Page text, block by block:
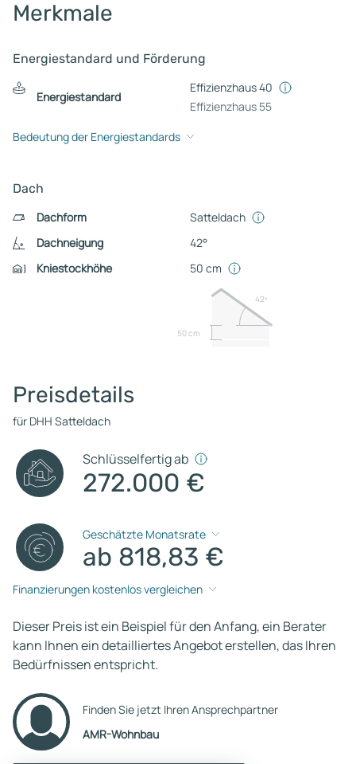
Merkmale
Energiestandard und Förderung
Energiestandard
Effizienzhaus 40
Effizienzhaus 55
Bedeutung der Energiestandards
Dach
Dachform
Satteldach
Dachneigung
42°
Kniestockhöhe
50 cm
50 cm
42º
Preisdetails
für DHH Satteldach
Schlüsselfertig ab
272.000 €
Geschätzte Monatsrate
ab 818,83 €
Finanzierungen kostenlos vergleichen
Dieser Preis ist ein Beispiel für den Anfang, ein Berater
kann Ihnen ein detailliertes Angebot erstellen, das Ihren
Bedürfnissen entspricht.
Finden Sie jetzt Ihren Ansprechpartner
AMR-Wohnbau